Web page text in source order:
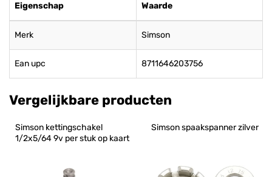
Eigenschap Waarde
Merk Simson
Ean upc 8711646203756
Vergelijkbare producten
Simson kettingschakel
1/2x5/64 9v per stuk op kaart
Simson spaakspanner zilver